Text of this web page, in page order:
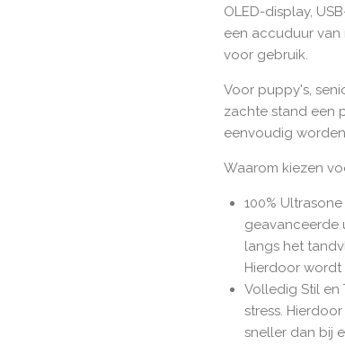
OLED-display,
een accuduur van
voor gebruik.
Voor puppy's,
zachte stand een
eenvoudig
Waarom kiezen
100%
geavanceerde
langs het
Hierdoor wordt
Volledig Stil en
stress.
sneller dan bij